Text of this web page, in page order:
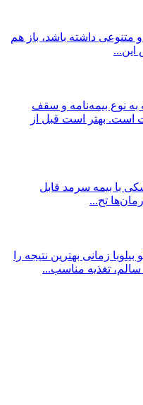
متنوعی داشته باشد، باز هم
نوع بیمه‌نامه و سقف
است. بهتر است قبل از
با بیمه سرمد قابل
تح...
زمانی بهترین نتیجه را
تغذیه مناسب...